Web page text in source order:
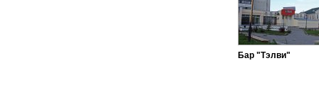
Бар "Тэлви"